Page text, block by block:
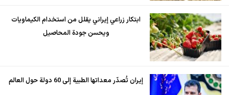
ابتكار زراعي إيراني يقلل من استخدام الكيماويات
ويحسن جودة المحاصيل
إيران تُصدّر معداتها الطبية إلى 60 دولة حول العالم